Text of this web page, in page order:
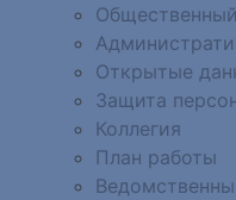
Открытые
Защита
Коллегия
План работы